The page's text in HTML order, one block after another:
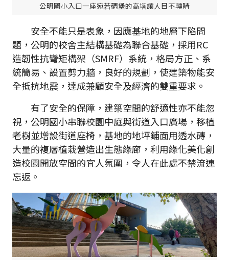
公明國小入口一座宛若碉堡的高塔讓人目不轉睛
安全不能只是表象，因應基地的地層下陷問
題，公明的校舍主結構基礎為聯合基礎，採用RC
造韌性抗彎矩構架（SMRF）系統，格局方正、系
統簡易、設置剪力牆，良好的規劃，使建築物能安
全抵抗地震，達成兼顧安全及經濟的雙重要求。
有了安全的保障，建築空間的舒適性亦不能忽
視，公明國小串聯校園中庭與街道入口廣場，移植
老樹並增設街道座椅，基地的地坪鋪面用透水磚，
大量的複層植栽營造出生態綠廊，利用綠化美化創
造校園開放空間的宜人氛圍，令人在此處不禁流連
忘返。